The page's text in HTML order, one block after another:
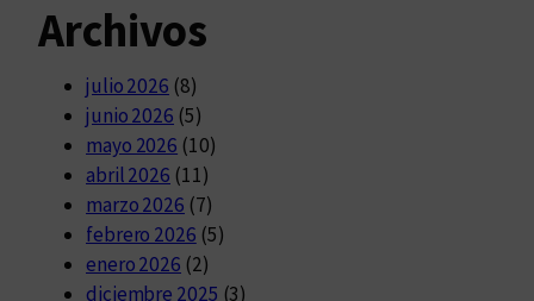
Archivos
julio 2026 (8)
junio 2026 (5)
mayo 2026 (10)
abril 2026 (11)
marzo 2026 (7)
febrero 2026 (5)
enero 2026 (2)
diciembre 2025 (3)